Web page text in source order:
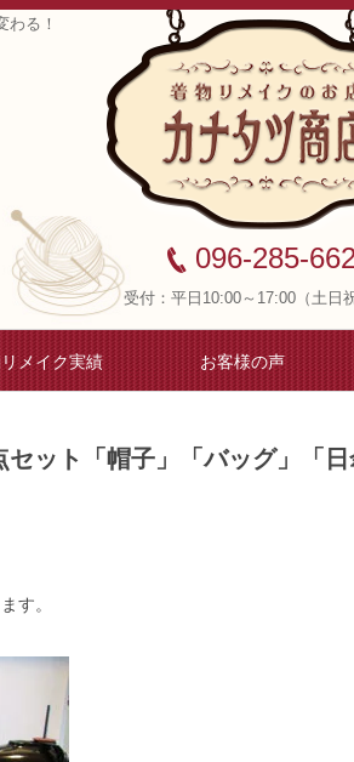
る！
096-285-
受付：平日10:00～17:00（土日
メイク実績 お客様の声
ット「帽子」「バッグ」「日
す。